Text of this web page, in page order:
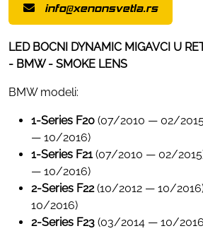
info@xenonsvetla.rs
LED BOCNI DYNAMIC MIGAVCI U
- BMW - SMOKE LENS
BMW modeli:
1-Series F20 (07/2010 — 02/
— 10/2016)
1-Series F21(07/2010 — 02/
— 10/2016)
2-Series F22(10/2012 — 10/
10/2016)
2-Series F23 (03/2014 — 10/